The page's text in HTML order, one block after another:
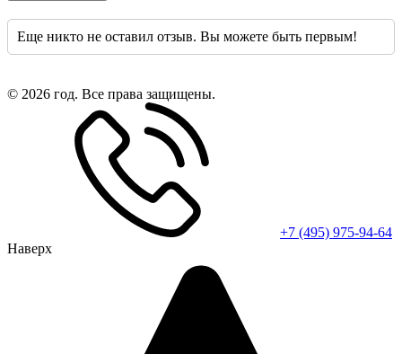
Еще никто не оставил отзыв. Вы можете быть первым!
© 2026 год. Все права защищены.
+7 (495) 975-94-64
Наверх